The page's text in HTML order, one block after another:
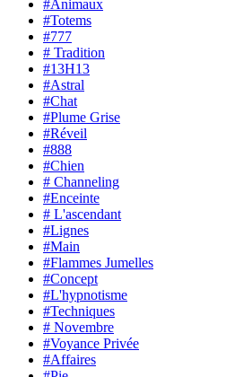
#Animaux
#Totems
#777
# Tradition
#13H13
#Astral
#Chat
#Plume Grise
#Réveil
#888
#Chien
# Channeling
#Enceinte
# L'ascendant
#Lignes
#Main
#Flammes Jumelles
#Concept
#L'hypnotisme
#Techniques
# Novembre
#Voyance Privée
#Affaires